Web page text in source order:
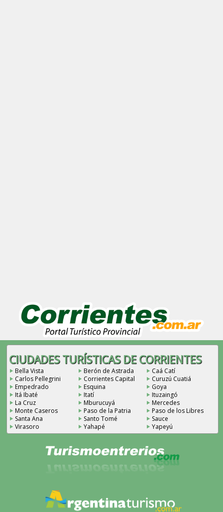
CIUDADES TURÍSTICAS DE CORRIENTES
Bella Vista Berón de Astrada
Caá Catí
Carlos Pellegrini
Corrientes Capital
Curuzú Cuatiá
Empedrado
Esquina
Goya
Itá Ibaté
Itatí
Ituzaingó
La Cruz
Mburucuyá
Mercedes
Monte Caseros
Paso de la Patria
Paso de los Libres
Santa Ana
Santo Tomé
Sauce
Virasoro
Yahapé Yapeyú